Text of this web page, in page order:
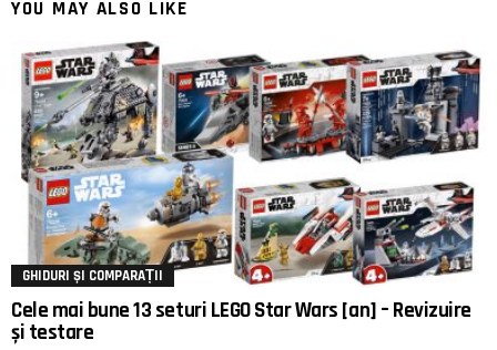
YOU MAY ALSO LIKE
GHIDURI ȘI COMPARAȚII
Cele mai bune 13 seturi LEGO Star Wars [an] – Revizuire
și testare